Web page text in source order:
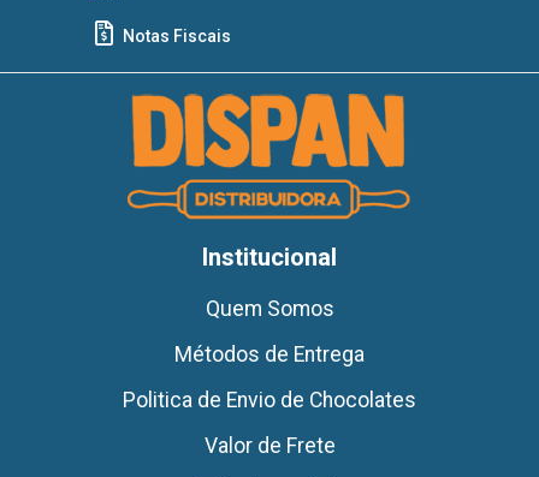
Notas Fiscais
Institucional
Quem Somos
Métodos de Entrega
Politica de Envio de Chocolates
Valor de Frete